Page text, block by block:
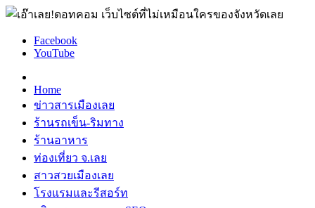
Facebook
YouTube
Home
ข่าวสารเมืองเลย
ร้านรถเข็น-ริมทาง
ร้านอาหาร
ท่องเที่ยว จ.เลย
สาวสวยเมืองเลย
โรงแรมและรีสอร์ท